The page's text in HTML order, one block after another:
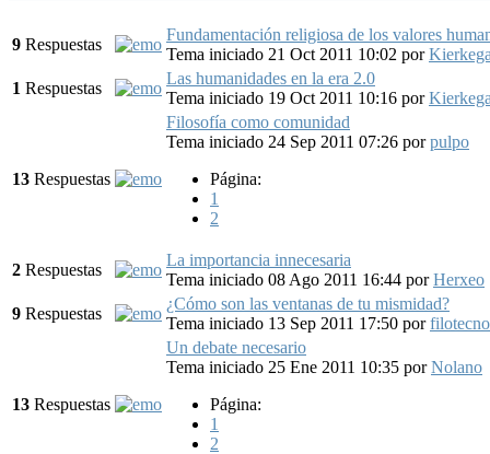
9 Respuestas
Fundamentación religiosa de los valores
Tema iniciado 21 Oct 2011 10:02 por
1 Respuestas
Las humanidades en la era 2.0
Tema iniciado 19 Oct 2011 10:16 por
13 Respuestas
Filosofía como comunidad
Tema iniciado 24 Sep 2011 07:26 porpulpo
Página:
1
2
2 Respuestas
La importancia innecesaria
Tema iniciado 08 Ago 2011 16:44 porHerxeo
9 Respuestas
¿Cómo son las ventanas de tu mismidad?
Tema iniciado 13 Sep 2011 17:50 por
13 Respuestas
Un debate necesario
Tema iniciado 25 Ene 2011 10:35 porNolano
Página:
1
2